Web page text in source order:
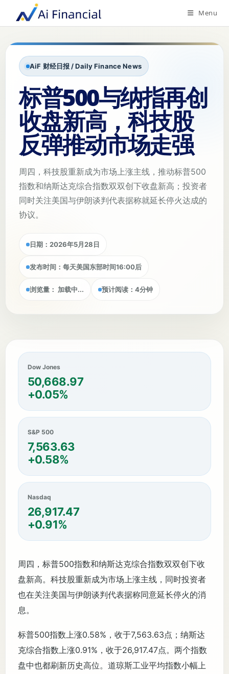
Menu
AiF 财经日报 / Daily Finance News
标普500与纳指再创
收盘新高，科技股
反弹推动市场走强
周四，科技股重新成为市场上涨主线，推动标普500
指数和纳斯达克综合指数双双创下收盘新高；投资者
同时关注美国与伊朗谈判代表据称就延长停火达成的
协议。
日期：2026年5月28日
发布时间：每天美国东部时间16:00后
浏览量： 加载中... 预计阅读：4分钟
Dow Jones
50,668.97
+0.05%
S&P 500
7,563.63
+0.58%
Nasdaq
26,917.47
+0.91%
周四，标普500指数和纳斯达克综合指数双双创下收
盘新高。科技股重新成为市场上涨主线，同时投资者
也在关注美国与伊朗谈判代表据称同意延长停火的消
息。
标普500指数上涨0.58%，收于7,563.63点；纳斯达
克综合指数上涨0.91%，收于26,917.47点。两个指数
盘中也都刷新历史高位。道琼斯工业平均指数小幅上